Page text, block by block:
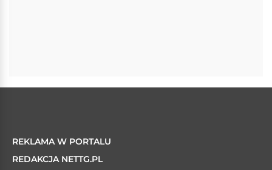
REKLAMA W PORTALU
REDAKCJA NETTG.PL